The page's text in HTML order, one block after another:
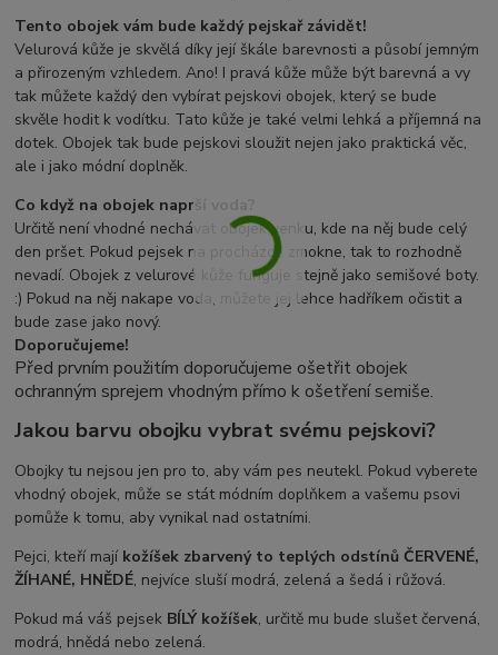
Tento obojek vám bude každý pejskař závidět!
Velurová kůže je skvělá díky její škále barevnosti a působí jemným
a přirozeným vzhledem. Ano! I pravá kůže může být barevná a vy
tak můžete každý den vybírat pejskovi obojek, který se bude
skvěle hodit k vodítku. Tato kůže je také velmi lehká a příjemná na
dotek. Obojek tak bude pejskovi sloužit nejen jako praktická věc,
ale i jako módní doplněk.
Co když na obojek naprší voda?
Určitě není vhodné nechávat obojek venku, kde na něj bude celý
den pršet. Pokud pejsek na procházce zmokne, tak to rozhodně
nevadí. Obojek z velurové kůže funguje stejně jako semišové boty.
:) Pokud na něj nakape voda, můžete jej lehce hadříkem očistit a
bude zase jako nový.
Doporučujeme!
Před prvním použitím doporučujeme ošetřit obojek
ochranným sprejem vhodným přímo k ošetření semiše.
Jakou barvu obojku vybrat svému pejskovi?
Obojky tu nejsou jen pro to, aby vám pes neutekl. Pokud vyberete
vhodný obojek, může se stát módním doplňkem a vašemu psovi
pomůže k tomu, aby vynikal nad ostatními.
Pejci, kteří mají kožíšek zbarvený to teplých odstínů ČERVENÉ,
ŽÍHANÉ, HNĚDÉ, nejvíce sluší modrá, zelená a šedá i růžová.
Pokud má váš pejsek BÍLÝ kožíšek, určitě mu bude slušet červená,
modrá, hnědá nebo zelená.